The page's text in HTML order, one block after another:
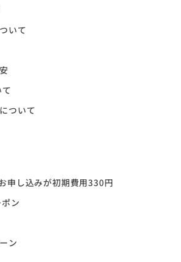
いて
ついて
申し込みが初期費用330円
ン
ン